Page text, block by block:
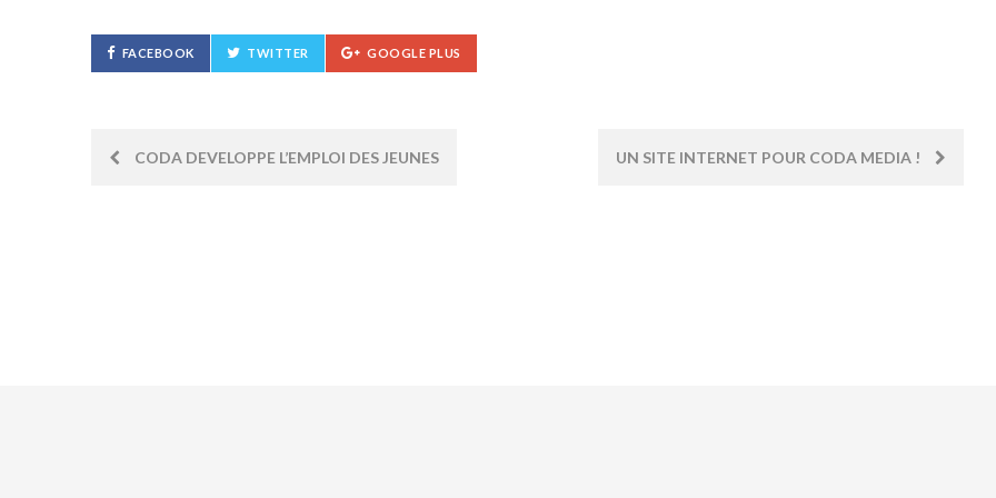
FACEBOOK TWITTER GOOGLE PLUS
PostCODA DEVELOPPE L’EMPLOI DES JEUNES UN SITE INTERNET POUR CODA MEDIA !